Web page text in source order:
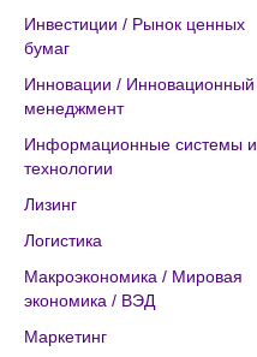
Инвестиции / Рынок ценных
бумаг
Инновации / Инновационный
менеджмент
Информационные системы и
технологии
Лизинг
Логистика
Макроэкономика / Мировая
экономика / ВЭД
Маркетинг